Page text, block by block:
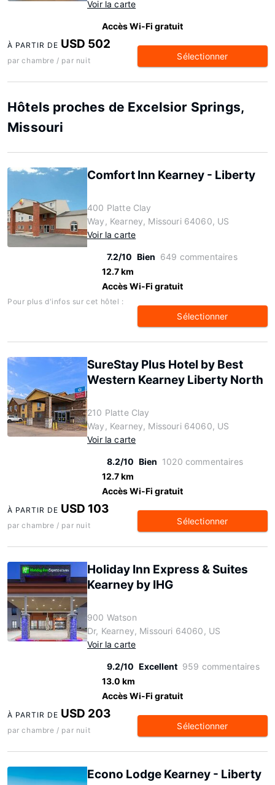
Voir la carte
Accès Wi-Fi gratuit
À PARTIR DE USD 502
par chambre / par nuit Sélectionner
Hôtels proches de Excelsior Springs,
Missouri
Comfort Inn Kearney - Liberty
400 Platte Clay
Way, Kearney, Missouri 64060, US
Voir la carte
7.2/10 Bien 649 commentaires
12.7 km
Accès Wi-Fi gratuit
Pour plus d'infos sur cet hôtel :
Sélectionner
SureStay Plus Hotel by Best
Western Kearney Liberty North
210 Platte Clay
Way, Kearney, Missouri 64060, US
Voir la carte
8.2/10 Bien 1020 commentaires
12.7 km
Accès Wi-Fi gratuit
À PARTIR DE USD 103
par chambre / par nuit Sélectionner
Holiday Inn Express & Suites
Kearney by IHG
900 Watson
Dr, Kearney, Missouri 64060, US
Voir la carte
9.2/10 Excellent 959 commentaires
13.0 km
Accès Wi-Fi gratuit
À PARTIR DE USD 203
par chambre / par nuit Sélectionner
Econo Lodge Kearney - Liberty